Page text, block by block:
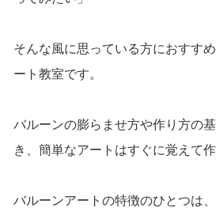
そんな風に思っている方におすす
ート教室です。
バルーンの膨らませ方や作り方の
き、簡単なアートはすぐに覚えて
バルーンアートの特徴のひとつは